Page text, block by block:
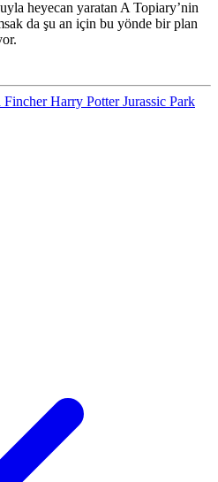
heyecan yaratan A Topiary’nin
da şu an için bu yönde bir plan
FincherHarry PotterJurassic Park